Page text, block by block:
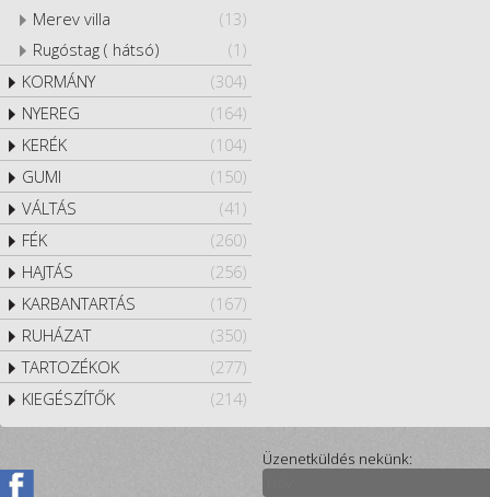
(13)
Merev villa
(1)
Rugóstag ( hátsó)
(304)
KORMÁNY
(164)
NYEREG
(104)
KERÉK
(150)
GUMI
(41)
VÁLTÁS
(260)
FÉK
(256)
HAJTÁS
(167)
KARBANTARTÁS
(350)
RUHÁZAT
(277)
TARTOZÉKOK
(214)
KIEGÉSZÍTŐK
Üzenetküldés nekünk: